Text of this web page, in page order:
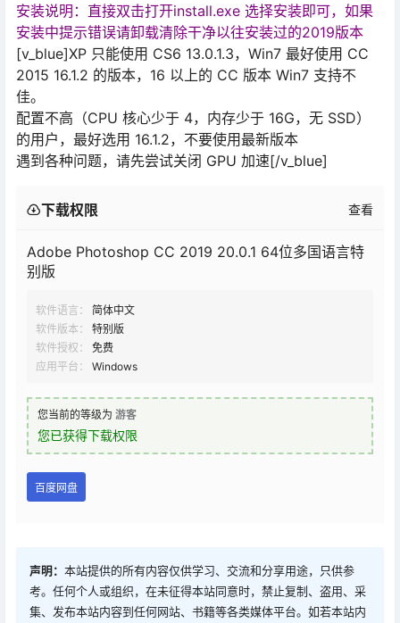
安装说明：直接双击打开install.exe 选择安装即可，如果
安装中提示错误请卸载清除干净以往安装过的2019版本
[v_blue]XP 只能使用 CS6 13.0.1.3，Win7 最好使用 CC
2015 16.1.2 的版本，16 以上的 CC 版本 Win7 支持不
佳。
配置不高（CPU 核心少于 4，内存少于 16G，无 SSD）
的用户，最好选用 16.1.2，不要使用最新版本
遇到各种问题，请先尝试关闭 GPU 加速[/v_blue]
下载权限 查看
Adobe Photoshop CC 2019 20.0.1 64位多国语言特
别版
软件语言：
简体中文
软件版本：
特别版
软件授权：
免费
应用平台：
Windows
您当前的等级为 游客
您已获得下载权限
百度网盘
声明： 本站提供的所有内容仅供学习、交流和分享用途，只供参
考。任何个人或组织，在未征得本站同意时，禁止复制、盗用、采
集、发布本站内容到任何网站、书籍等各类媒体平台。如若本站内